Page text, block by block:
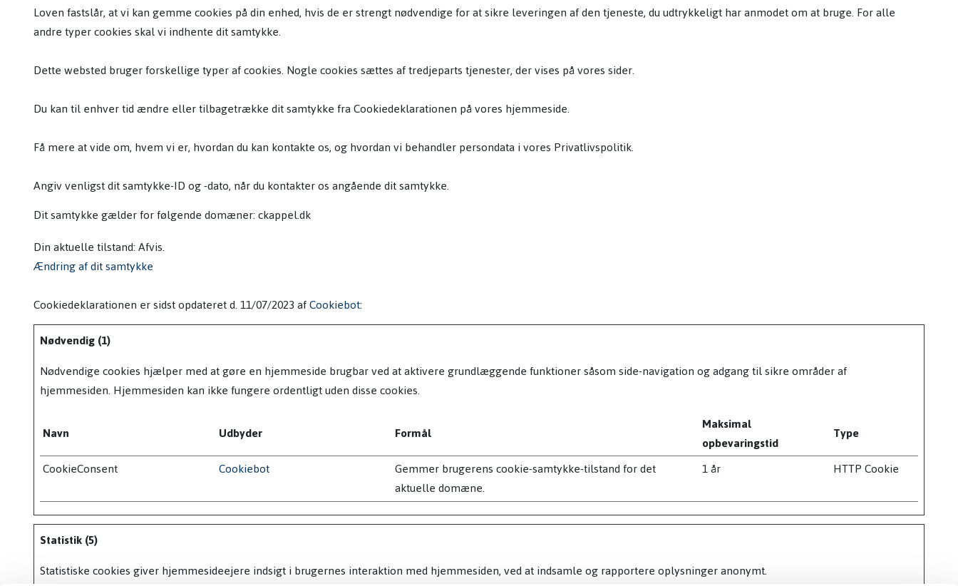
Loven fastslår, at vi kan gemme cookies på din enhed, hvis de er strengt nødvendige for at sikre leveringen af den tjeneste, du udtrykkeligt har anmodet om at bruge. For alle
andre typer cookies skal vi indhente dit samtykke.
Dette websted bruger forskellige typer af cookies. Nogle cookies sættes af tredjeparts tjenester, der vises på vores sider.
Du kan til enhver tid ændre eller tilbagetrække dit samtykke fra Cookiedeklarationen på vores hjemmeside.
Få mere at vide om, hvem vi er, hvordan du kan kontakte os, og hvordan vi behandler persondata i vores Privatlivspolitik.
Angiv venligst dit samtykke-ID og -dato, når du kontakter os angående dit samtykke.
Dit samtykke gælder for følgende domæner: ckappel.dk
Din aktuelle tilstand: Afvis.
Ændring af dit samtykke
Cookiedeklarationen er sidst opdateret d. 11/07/2023 afCookiebot:
Nødvendig (1)
Nødvendige cookies hjælper med at gøre en hjemmeside brugbar ved at aktivere grundlæggende funktioner såsom side-navigation og adgang til sikre områder af
hjemmesiden. Hjemmesiden kan ikke fungere ordentligt uden disse cookies.
Navn
Udbyder Formål
Maksimal
opbevaringstid
Type
CookieConsent
Cookiebot
Gemmer brugerens cookie-samtykke-tilstand for det
aktuelle domæne.
1 år HTTP Cookie
Statistik (5)
Statistiske cookies giver hjemmesideejere indsigt i brugernes interaktion med hjemmesiden, ved at indsamle og rapportere oplysninger anonymt.